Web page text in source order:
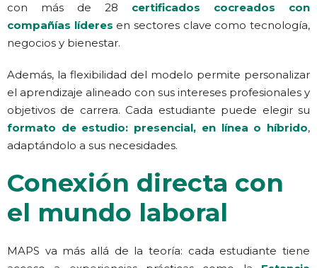
con más de 28 certificados cocreados con
compañías líderes en sectores clave como tecnología,
negocios y bienestar.
Además, la flexibilidad del modelo permite personalizar
el aprendizaje alineado con sus intereses profesionales y
objetivos de carrera. Cada estudiante puede elegir su
formato de estudio: presencial, en línea o híbrido,
adaptándolo a sus necesidades.
Conexión directa con
el mundo laboral
MAPS va más allá de la teoría: cada estudiante tiene